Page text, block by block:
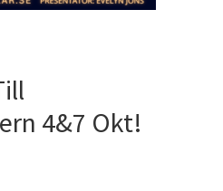
4&7 Okt!